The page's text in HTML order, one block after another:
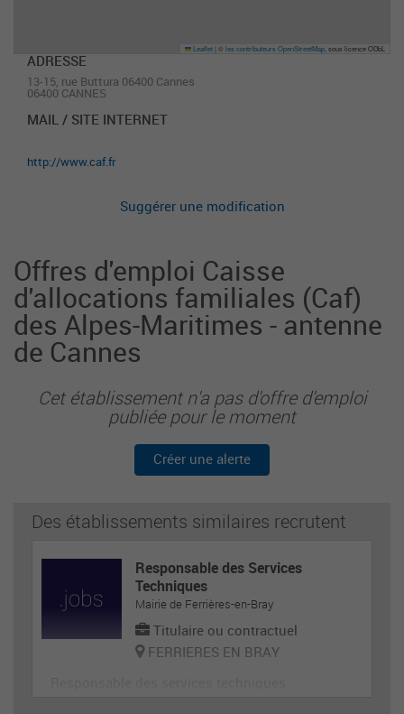
Leaflet ©les contributeurs OpenStreetMap , sous licence ODbL
ADRESSE
13-15, rue Buttura 06400 Cannes
06400 CANNES
MAIL / SITE INTERNET
http://www.caf.fr
Suggérer une modification
Offres d'emploi Caisse
d'allocations familiales (Caf)
des Alpes-Maritimes - antenne
de Cannes
Cet établissement n'a pas d'offre d'emploi
publiée pour le moment
Créer une alerte
Des établissements similaires recrutent
Responsable des Services
Techniques
Mairie de Ferrières-en-Bray
Titulaire ou contractuel
FERRIERES EN BRAY